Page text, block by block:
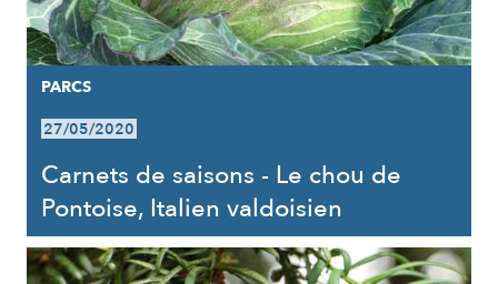
PARCS
27/05/2020
Carnets de saisons - Le chou de
Pontoise, Italien valdoisien